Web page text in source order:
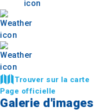
Trouver sur la carte
Page officielle
Galerie d'images